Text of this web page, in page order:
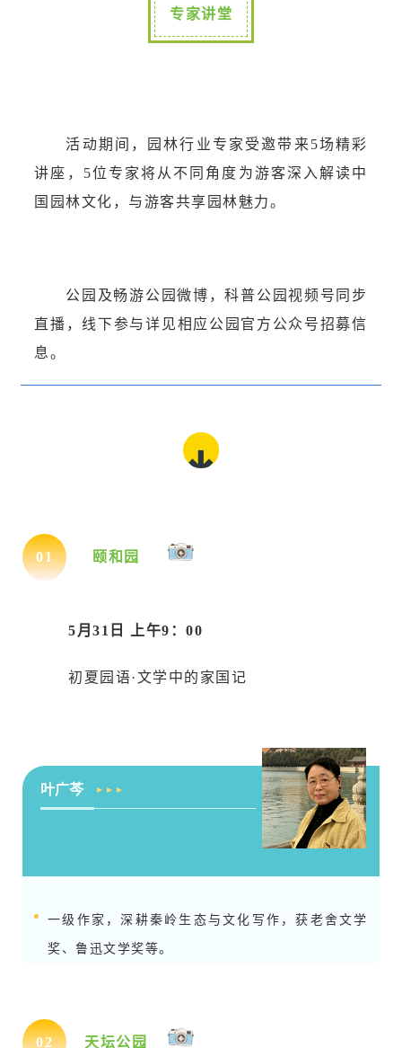
专家讲堂
活动期间，园林行业专家受邀带来5场精彩
讲座，5位专家将从不同角度为游客深入解读中
国园林文化，与游客共享园林魅力。
公园及畅游公园微博，科普公园视频号同步
直播，线下参与详见相应公园官方公众号招募信
息。
01 颐和园
5月31日 上午9：00
初夏园语·文学中的家国记
叶广芩
一级作家，深耕秦岭生态与文化写作，获老舍文学
奖、鲁迅文学奖等。
02 天坛公园